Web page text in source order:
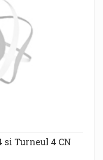
si Turneul 4 CN